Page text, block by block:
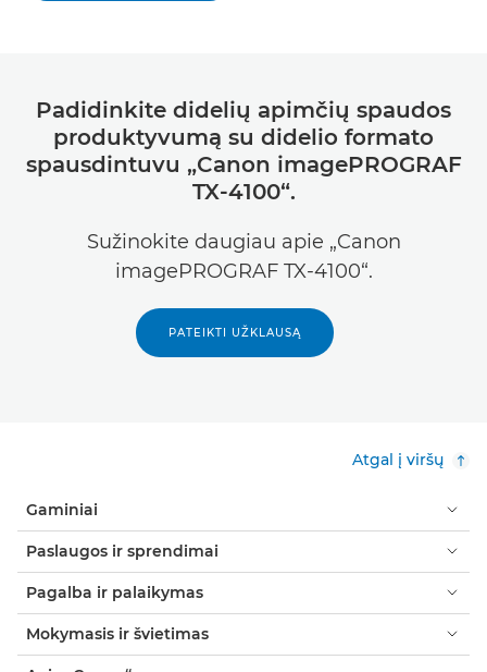
Padidinkite didelių apimčių spaudos
produktyvumą su didelio formato
spausdintuvu „Canon imagePROGRAF
TX-4100“.
Sužinokite daugiau apie „Canon
imagePROGRAF TX-4100“.
PATEIKTI UŽKLAUSĄ
Atgal į viršų
Gaminiai
Paslaugos ir sprendimai
Pagalba ir palaikymas
Mokymasis ir švietimas